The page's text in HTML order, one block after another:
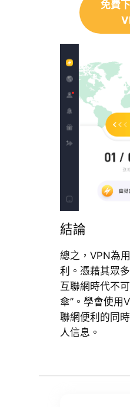
免費
結論
總之，VPN為
利。憑藉其眾
互聯網時代不
傘”。學會使用
聯網便利的同
人信息。